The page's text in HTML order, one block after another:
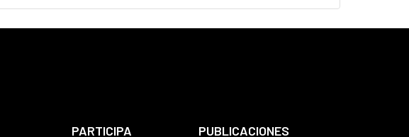
PARTICIPA PUBLICACIONES